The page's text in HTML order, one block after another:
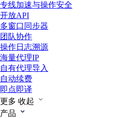
专线加速与操作安全
开放API
多窗口同步器
团队协作
操作日志溯源
海量代理IP
自有代理导入
自动续费
即点即译
更多 收起
产品